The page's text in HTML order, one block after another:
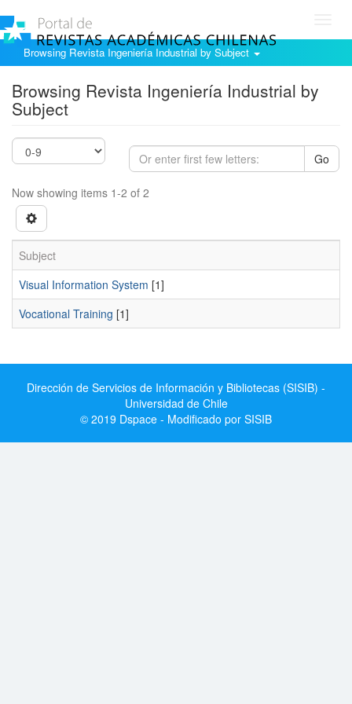
Browsing Revista Ingeniería Industrial by Subject
Browsing Revista Ingeniería Industrial by
Subject
Go
Now showing items 1-2 of 2
Subject
Visual Information System [1]
Vocational Training [1]
Dirección de Servicios de Información y Bibliotecas (SISIB) -
Universidad de Chile
© 2019 Dspace - Modificado por SISIB